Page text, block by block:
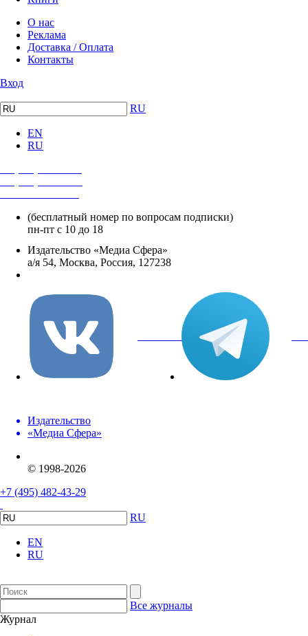
О нас
Реклама
Доставка / Оплата
Контакты
Вход
RU
EN
RU
(бесплатный номер по вопросам подписки)
пн-пт с 10 до 18
Издательство «Медиа Сфера»
а/я 54, Москва, Россия, 127238
вКонтакте
Издательство
«Медиа Сфера»
© 1998-2026
+7 (495) 482-43-29
RU
EN
RU
Все журналы
Журнал